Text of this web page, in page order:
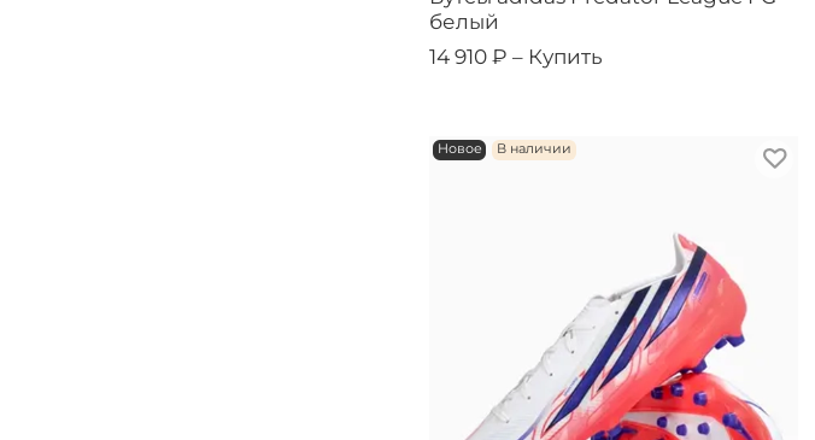
белый
14 910 ₽ – Купить
Новое В наличии